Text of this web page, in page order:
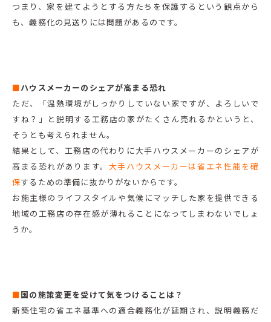
つまり、家を建てようとする方たちを保護するという観点から
も、義務化の見送りには問題があるのです。
■ハウスメーカーのシェアが高まる恐れ
ただ、「温熱環境がしっかりしていない家ですが、よろしいで
すね？」と説明する工務店の家がたくさん売れるかというと、
そうとも考えられません。
結果として、工務店の代わりに大手ハウスメーカーのシェアが
高まる恐れがあります。 大手ハウスメーカーは省エネ性能を確
保するための準備に抜かりがないからです。
お施主様のライフスタイルや気候にマッチした家を提供できる
地域の工務店の存在感が薄れることになってしまわないでしょ
うか。
■国の施策変更を受けて気をつけることは？
新築住宅の省エネ基準への適合義務化が延期され、説明義務だ